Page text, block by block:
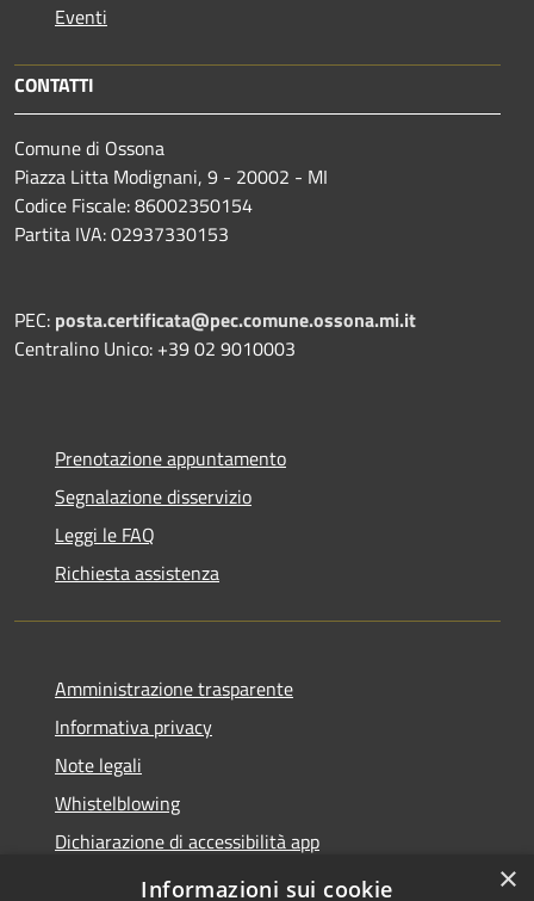
Eventi
CONTATTI
Comune di Ossona
Piazza Litta Modignani, 9 - 20002 - MI
Codice Fiscale: 86002350154
Partita IVA: 02937330153
PEC: posta.certificata@pec.comune.ossona.mi.it
Centralino Unico: +39 02 9010003
Prenotazione appuntamento
Segnalazione disservizio
Leggi le FAQ
Richiesta assistenza
Amministrazione trasparente
Informativa privacy
Note legali
Whistelblowing
Dichiarazione di accessibilità app
Dichiarazione di accessibilità sito
×
Informazioni sui cookie